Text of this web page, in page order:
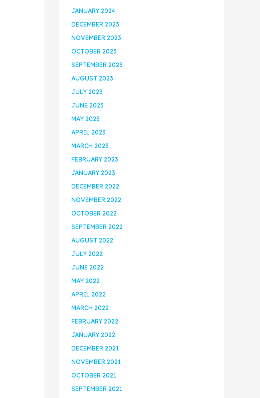
JANUARY 2024
DECEMBER 2023
NOVEMBER 2023
OCTOBER 2023
SEPTEMBER 2023
AUGUST 2023
JULY 2023
JUNE 2023
MAY 2023
APRIL 2023
MARCH 2023
FEBRUARY 2023
JANUARY 2023
DECEMBER 2022
NOVEMBER 2022
OCTOBER 2022
SEPTEMBER 2022
AUGUST 2022
JULY 2022
JUNE 2022
MAY 2022
APRIL 2022
MARCH 2022
FEBRUARY 2022
JANUARY 2022
DECEMBER 2021
NOVEMBER 2021
OCTOBER 2021
SEPTEMBER 2021